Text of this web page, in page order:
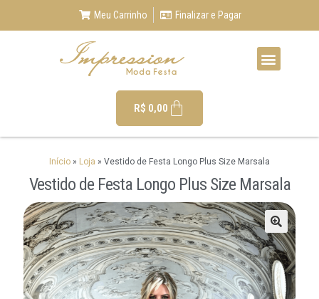
Meu Carrinho Finalizar e Pagar
R$ 0,00
Início » Loja » Vestido de Festa Longo Plus Size Marsala
Vestido de Festa Longo Plus Size Marsala
🔍